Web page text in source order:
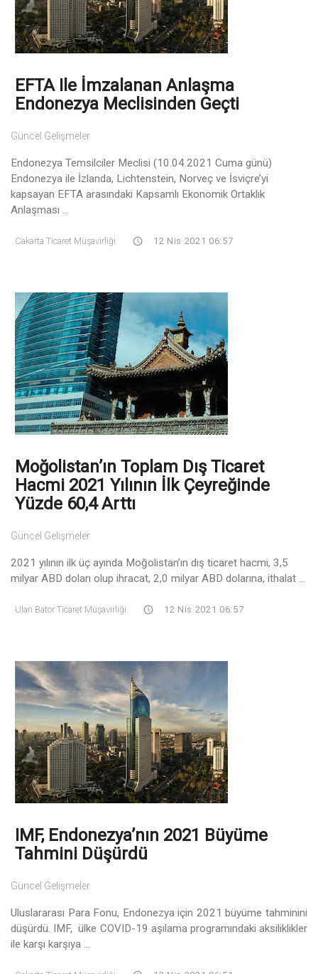
EFTA Ile İmzalanan Anlaşma
Endonezya Meclisinden Geçti
Güncel Gelişmeler
Endonezya Temsilciler Meclisi (10.04.2021 Cuma günü)
Endonezya ile İzlanda, Lichtenstein, Norveç ve İsviçre’yi
kapsayan EFTA arasındaki Kapsamlı Ekonomik Ortaklık
Anlaşması ...
Cakarta Ticaret Müşavirliği 12 Nis 2021 06:57
Moğolistan’ın Toplam Dış Ticaret
Hacmi 2021 Yılının İlk Çeyreğinde
Yüzde 60,4 Arttı
Güncel Gelişmeler
2021 yılının ilk üç ayında Moğolistan’ın dış ticaret hacmi, 3,5
milyar ABD doları olup ihracat, 2,0 milyar ABD dolarına, ithalat ...
Ulan Bator Ticaret Müşavirliği 12 Nis 2021 06:57
IMF, Endonezya’nın 2021 Büyüme
Tahmini Düşürdü
Güncel Gelişmeler
Uluslararası Para Fonu, Endonezya için 2021 büyüme tahminini
düşürdü. IMF, ülke COVID-19 aşılama programındaki aksiliklikler
ile karşı karşıya ...